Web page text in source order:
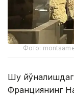
Фото:
Шу
Франциянинг